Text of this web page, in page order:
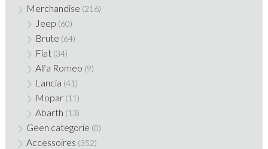
Merchandise (216)
Jeep (60)
Brute (64)
Fiat (34)
Alfa Romeo (9)
Lancia (41)
Mopar (11)
Abarth (13)
Geen categorie (0)
Accessoires (352)